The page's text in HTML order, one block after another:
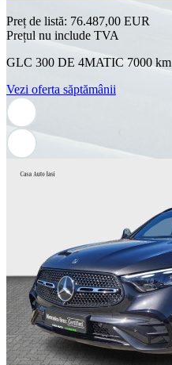
Preț de listă: 76.487,00 EUR
Prețul nu include TVA
GLC 300 DE 4MATIC 7000 km
Vezi oferta săptămânii